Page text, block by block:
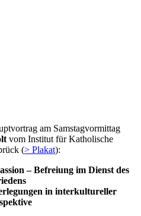
am Samstagvormittag
vom Institut für Katholische
(> Plakat):
– Befreiung im Dienst des
in interkultureller